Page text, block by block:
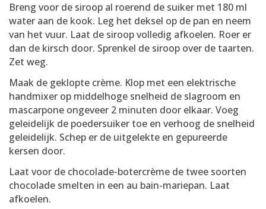
Breng voor de siroop al roerend de suiker met 180 ml
water aan de kook. Leg het deksel op de pan en neem
van het vuur. Laat de siroop volledig afkoelen. Roer er
dan de kirsch door. Sprenkel de siroop over de taarten.
Zet weg.
Maak de geklopte crème. Klop met een elektrische
handmixer op middelhoge snelheid de slagroom en
mascarpone ongeveer 2 minuten door elkaar. Voeg
geleidelijk de poedersuiker toe en verhoog de snelheid
geleidelijk. Schep er de uitgelekte en gepureerde
kersen door.
Laat voor de chocolade-botercrème de twee soorten
chocolade smelten in een au bain-mariepan. Laat
afkoelen.